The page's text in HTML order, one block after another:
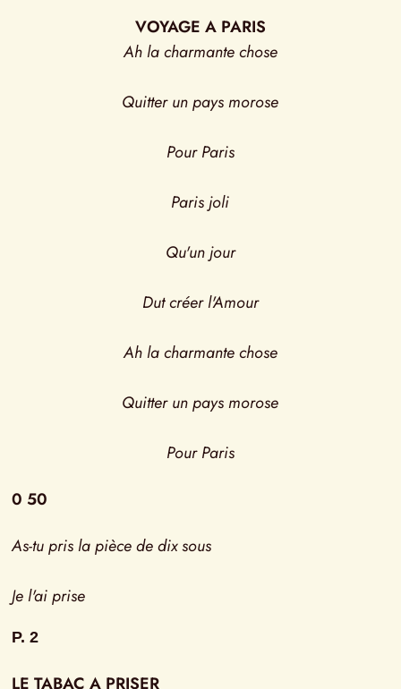
VOYAGE A PARIS
Ah la charmante chose
Quitter un pays morose
Pour Paris
Paris joli
Qu'un jour
Dut créer l'Amour
Ah la charmante chose
Quitter un pays morose
Pour Paris
0 50
As-tu pris la pièce de dix sous
Je l'ai prise
P. 2
LE TABAC A PRISER